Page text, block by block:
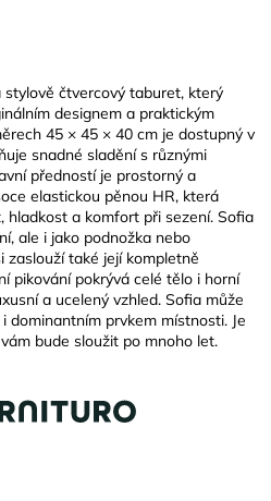
čtvercový taburet, který
designem a praktickým
45 × 45 × 40 cm je dostupný v
snadné sladění s různými
předností je prostorný a
elastickou pěnou HR, která
hladkost a komfort při sezení. Sofia
ale i jako podnožka nebo
zaslouží také její kompletně
pikování pokrývá celé tělo i horní
a ucelený vzhled. Sofia může
dominantním prvkem místnosti. Je
bude sloužit po mnoho let.